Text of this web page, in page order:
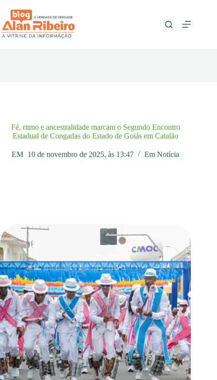
para
conteúdo
Fé, ritmo e ancestralidade marcam o Segundo Encontro
Estadual de Congadas do Estado de Goiás em Catalão
EM 10 de novembro de 2025, às 13:47 Em Notícia